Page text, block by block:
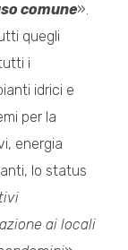
comune».
quegli
i
idrici e
per la
energia
lo status
ai locali